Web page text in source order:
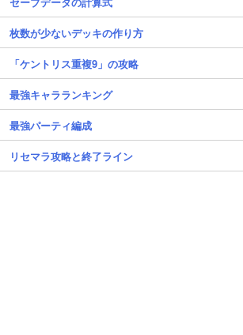
枚数が少ないデッキの作り方
「ケントリス重複9」の攻略
最強キャラランキング
最強パーティ編成
リセマラ攻略と終了ライン